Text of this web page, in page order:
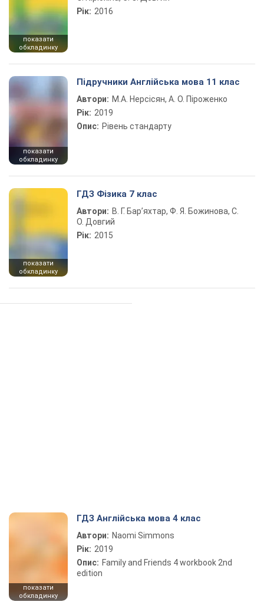
показати
обкладинку
Рік: 2016
показати
обкладинку
Підручники Англійська мова 11 клас
Автори: М.А. Нерсісян, А. О. Піроженко
Рік: 2019
Опис: Рівень стандарту
показати
обкладинку
ГДЗ Фізика 7 клас
Автори: В. Г. Бар’яхтар, Ф. Я. Божинова, С.
О. Довгий
Рік: 2015
показати
обкладинку
ГДЗ Англійська мова 4 клас
Автори: Naomi Simmons
Рік: 2019
Опис: Family and Friends 4 workbook 2nd
edition